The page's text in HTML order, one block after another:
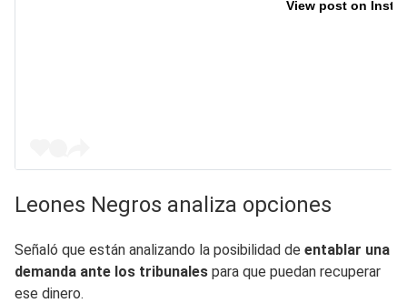
View post on
Leones Negros analiza opciones
Señaló que están analizando la posibilidad de entablar una
demanda ante los tribunales para que puedan recuperar
ese dinero.